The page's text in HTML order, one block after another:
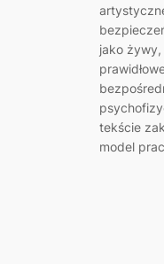
jako żywy,
tekście
model